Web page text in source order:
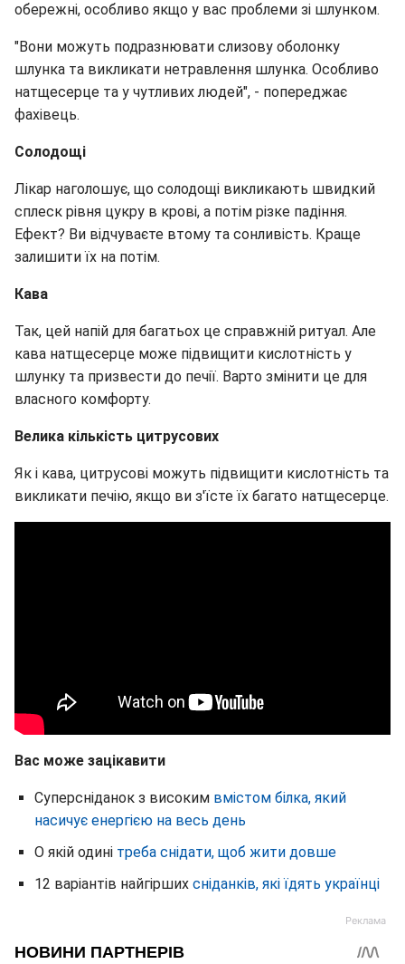
обережні, особливо якщо у вас проблеми зі шлунком.
"Вони можуть подразнювати слизову оболонку
шлунка та викликати нетравлення шлунка. Особливо
натщесерце та у чутливих людей", - попереджає
фахівець.
Солодощі
Лікар наголошує, що солодощі викликають швидкий
сплеск рівня цукру в крові, а потім різке падіння.
Ефект? Ви відчуваєте втому та сонливість. Краще
залишити їх на потім.
Кава
Так, цей напій для багатьох це справжній ритуал. Але
кава натщесерце може підвищити кислотність у
шлунку та призвести до печії. Варто змінити це для
власного комфорту.
Велика кількість цитрусових
Як і кава, цитрусові можуть підвищити кислотність та
викликати печію, якщо ви з'їсте їх багато натщесерце.
Вас може зацікавити
Суперсніданок з високим вмістом білка, який
насичує енергією на весь день
О якій одині треба снідати, щоб жити довше
12 варіантів найгірших сніданків, які їдять українці